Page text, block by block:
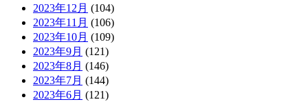
2023年12月 (104)
2023年11月 (106)
2023年10月 (109)
2023年9月 (121)
2023年8月 (146)
2023年7月 (144)
2023年6月 (121)